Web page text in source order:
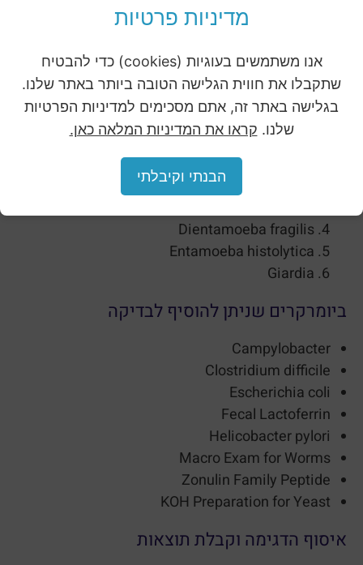
הבדיקה כוללת:
גולד סטנדרט לאבחון רוב הפרזיטים.
●
איתור 6 סוגי טפילים מקבוצת פרוטוזואה בשיטת
PCR בעלת רגישות גבוהה לאיתור אורגניזמים מזהמים.
Blastocystis spp. With reflex subtyping 1-9
Dientamoeba fragilis
Entamoeba histolytica
Giardia
ביומרקרים שניתן להוסיף לבדיקה
Campylobacter
Clostridium difficile
Escherichia coli
Fecal Lactoferrin
Helicobacter pylori
Macro Exam for Worms
Zonulin Family Peptide
KOH Preparation for Yeast
איסוף הדגימה וקבלת תוצאות
מדיניות פרטיות
אנו משתמשים בעוגיות (cookies) כדי להבטיח
שתקבלו את חווית הגלישה הטובה ביותר באתר שלנו.
בגלישה באתר זה, אתם מסכימים למדיניות הפרטיות
שלנו. קראו את המדיניות המלאה כאן.
הבנתי וקיבלתי